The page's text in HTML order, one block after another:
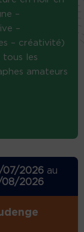
–
–
– créativité)
tous les
amateurs
07/2026 au
08/2026